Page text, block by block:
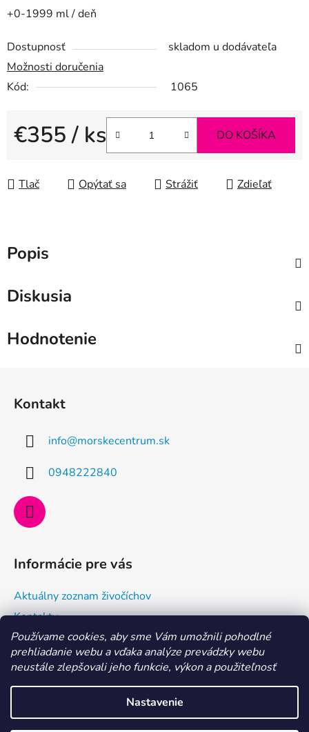
Používame cookies, aby sme Vám umožnili pohodlné
prehliadanie webu a vďaka analýze prevádzky webu
neustále zlepšovali jeho funkcie, výkon a použiteľnosť
Nastavenie
+0-1999 ml / deň
Dostupnosť
skladom u dodávateľa
Možnosti doručenia
Kód:
1065
€355/ ks DO KOŠÍKA
Tlač Opýtať sa Strážiť Zdieľať
Popis
Diskusia
Hodnotenie
Kontakt
info@morskecentrum.sk
0948222840
Informácie pre vás
Aktuálny zoznam živočíchov
Kontakty
Doprava a ako nakupovať
Všeobecné obchodné podmienky a dodacie podmienky